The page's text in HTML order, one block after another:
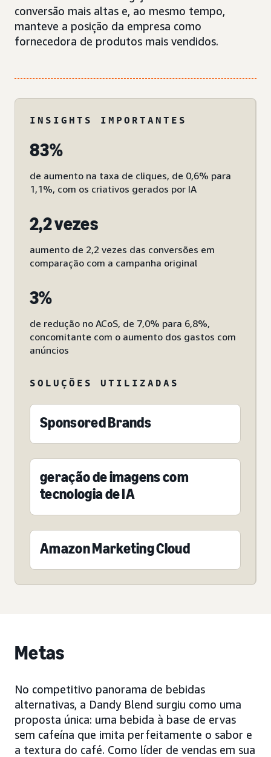
conversão mais altas e, ao mesmo tempo,
manteve a posição da empresa como
fornecedora de produtos mais vendidos.
INSIGHTS IMPORTANTES
83%
de aumento na taxa de cliques, de 0,6% para
1,1%, com os criativos gerados por IA
2,2 vezes
aumento de 2,2 vezes das conversões em
comparação com a campanha original
3%
de redução no ACoS, de 7,0% para 6,8%,
concomitante com o aumento dos gastos com
anúncios
SOLUÇÕES UTILIZADAS
Sponsored Brands
geração de imagens com
tecnologia de IA
Amazon Marketing Cloud
Metas
No competitivo panorama de bebidas
alternativas, a Dandy Blend surgiu como uma
proposta única: uma bebida à base de ervas
sem cafeína que imita perfeitamente o sabor e
a textura do café. Como líder de vendas em sua